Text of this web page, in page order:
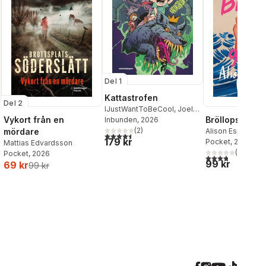
röster:
Del 2
Vykort från en
mördare
Mattias Edvardsson
Pocket, 2026
69 kr99 kr
Del 1
Kattastrofen
IJustWantToBeCool, Joel
Adolphson,Emil Ejdemo
Beer,Victor Beer
Inbunden, 2026
4,5utav 5 stjärnor. Totalt antal röster:
(2)
179 kr
Alison Espach
Pocket, 2026
3,8utav 5(
99 kr